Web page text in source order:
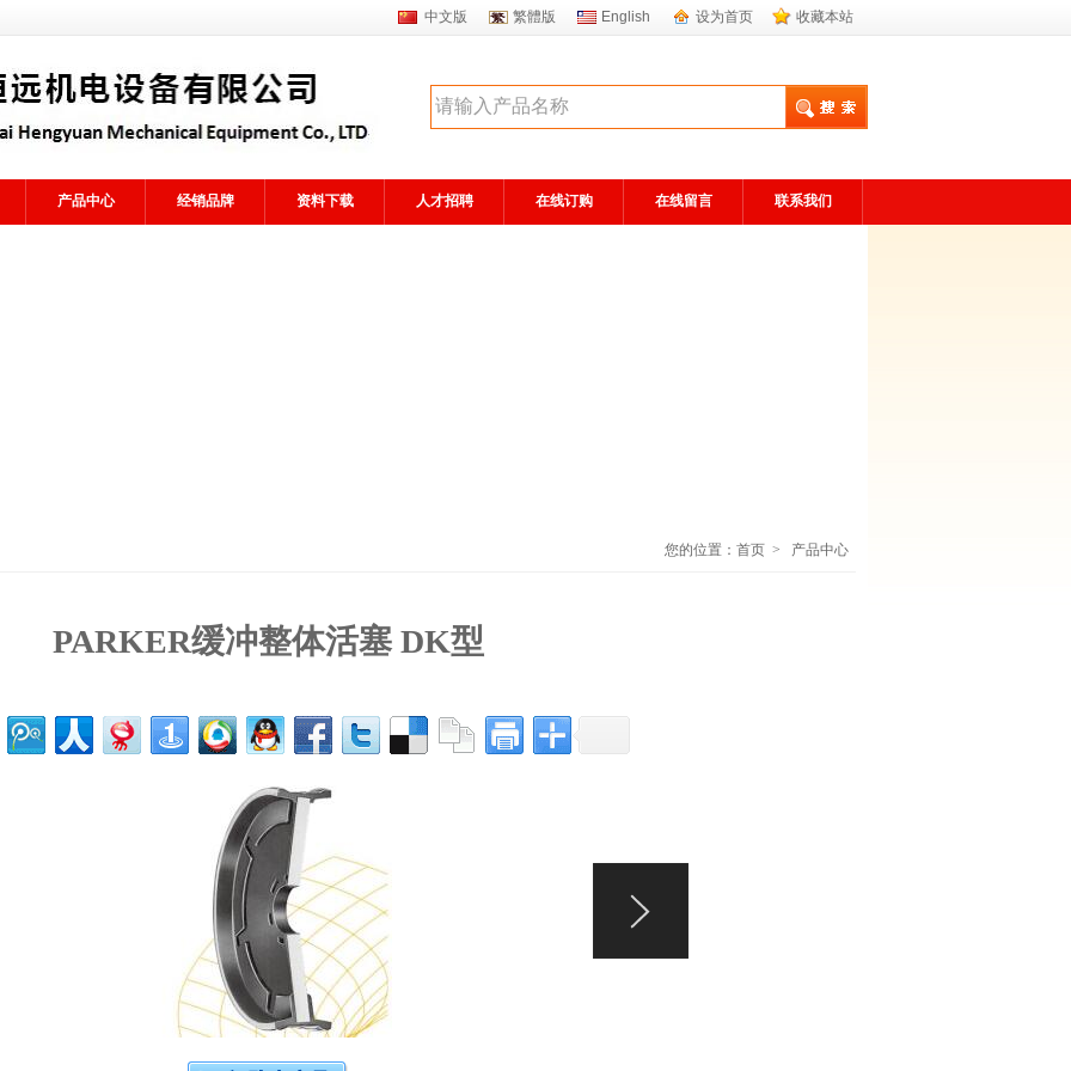
中文版 繁體版 English 设为首页 收藏本站
产品中心 经销品牌 资料下载 人才招聘 在线订购 在线留言 联系我们
您的位置： 首页 > 产品中心
PARKER缓冲整体活塞 DK型